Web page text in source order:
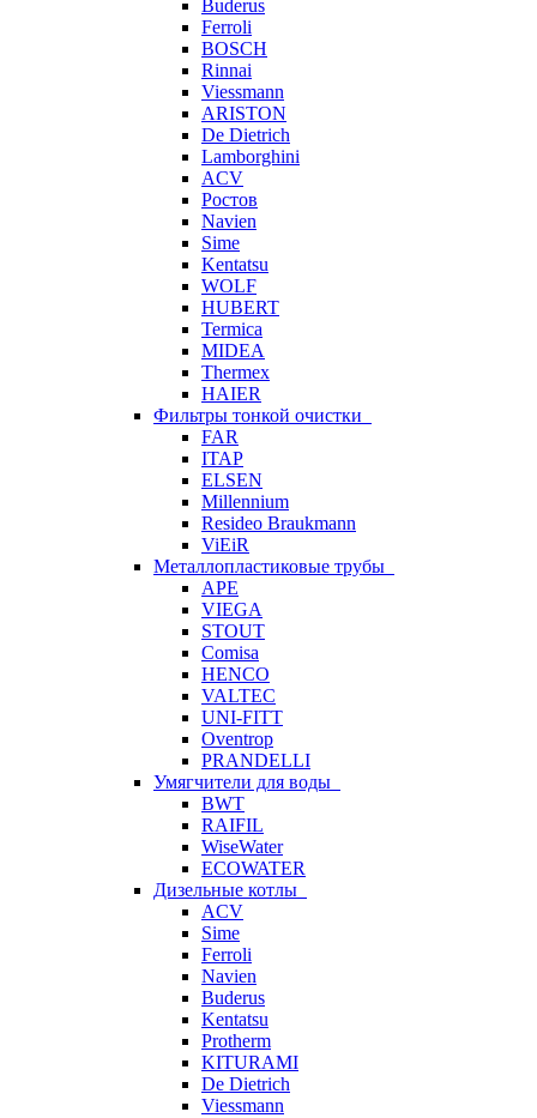
Buderus
Ferroli
BOSCH
Rinnai
Viessmann
ARISTON
De Dietrich
Lamborghini
ACV
Ростов
Navien
Sime
Kentatsu
WOLF
HUBERT
Termica
MIDEA
Thermex
HAIER
Фильтры тонкой очистки
FAR
ITAP
ELSEN
Millennium
Resideo Braukmann
ViEiR
Металлопластиковые трубы
APE
VIEGA
STOUT
Comisa
HENCO
VALTEC
UNI-FITT
Oventrop
PRANDELLI
Умягчители для воды
BWT
RAIFIL
WiseWater
ECOWATER
Дизельные котлы
ACV
Sime
Ferroli
Navien
Buderus
Kentatsu
Protherm
KITURAMI
De Dietrich
Viessmann